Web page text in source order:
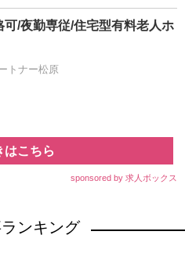
可/夜勤専従/住宅型有料老人ホ
トナー松原
はこちら
sponsored by 求人ボックス
ンキング